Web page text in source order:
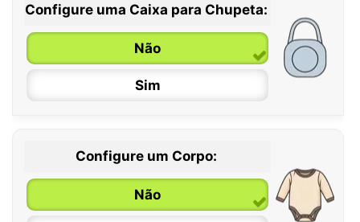
Configure uma Caixa para Chupeta:
Não
Sim
Configure um Corpo:
Não